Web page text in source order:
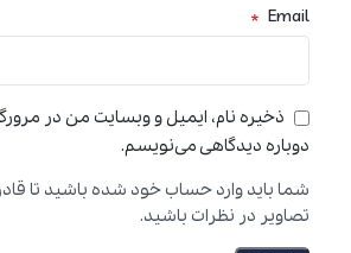
Email
*
ذخیره نام، ایمیل و وبسایت من در
دوباره دیدگاهی می‌نویسم.
شما باید وارد حساب خود شده باشید تا
تصاویر در نظرات باشید.